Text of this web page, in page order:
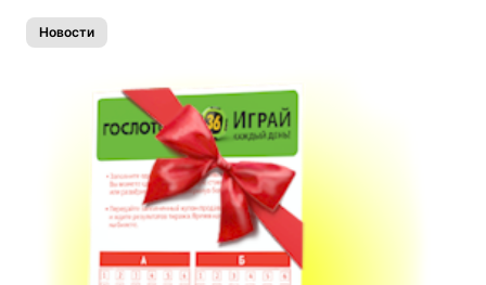
Новости